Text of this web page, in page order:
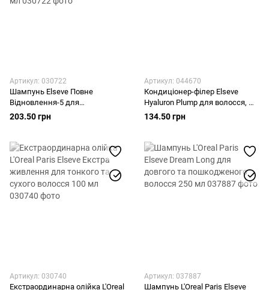
Артикул: 030722
Шампунь Elseve Повне
Відновлення-5 для
ослабленого або
пошкодженого волосся 400 мл
203.50 грн
Артикул: 044670
Кондиціонер-філер Elseve
Hyaluron Plump для волосся, що
потребує зволоження та об'єму
134.50 грн
Артикул: 030740
Екстраординарна олійка L'Oreal
Артикул: 037887
Шампунь L'Oreal Paris Elseve